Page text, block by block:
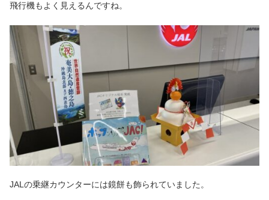
飛行機もよく見えるんですね。
JALの乗継カウンターには鏡餅も飾られていました。